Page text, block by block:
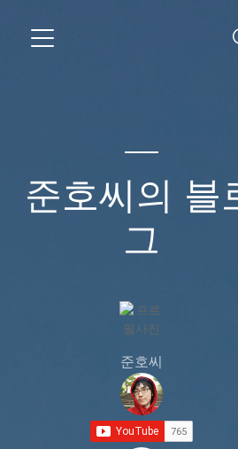
준호씨의 블
그
준호씨